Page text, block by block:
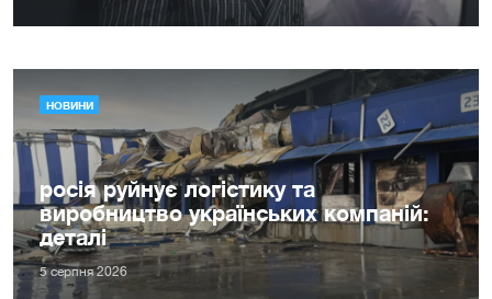
НОВИНИ
росія руйнує логістику та
виробництво українських компаній:
деталі
5 серпня 2026